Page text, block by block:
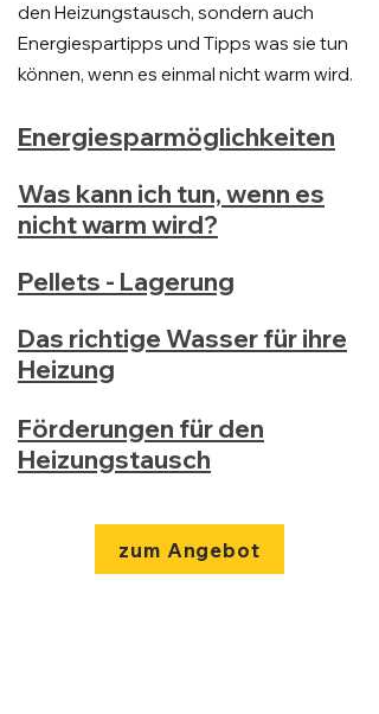
den Heizungstausch, sondern auch
Energiespartipps und Tipps was sie tun
können, wenn es einmal nicht warm wird.
Energiesparmöglichkeiten
Was kann ich tun, wenn es
nicht warm wird?
Pellets - Lagerung
Das richtige Wasser für ihre
Heizung
Förderungen für den
Heizungstausch
zum Angebot